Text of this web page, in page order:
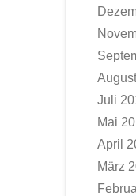
Juli
Mai
April
März